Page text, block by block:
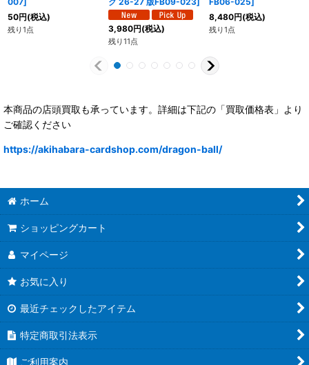
50円(税込)
残り1点 3,980円(税込)
残り11点
8,480円(税込)
残り1点
本商品の店頭買取も承っています。詳細は下記の「買取価格表」より
ご確認ください
https://akihabara-cardshop.com/dragon-ball/
ホーム
ショッピングカート
マイページ
お気に入り
最近チェックしたアイテム
特定商取引法表示
ご利用案内